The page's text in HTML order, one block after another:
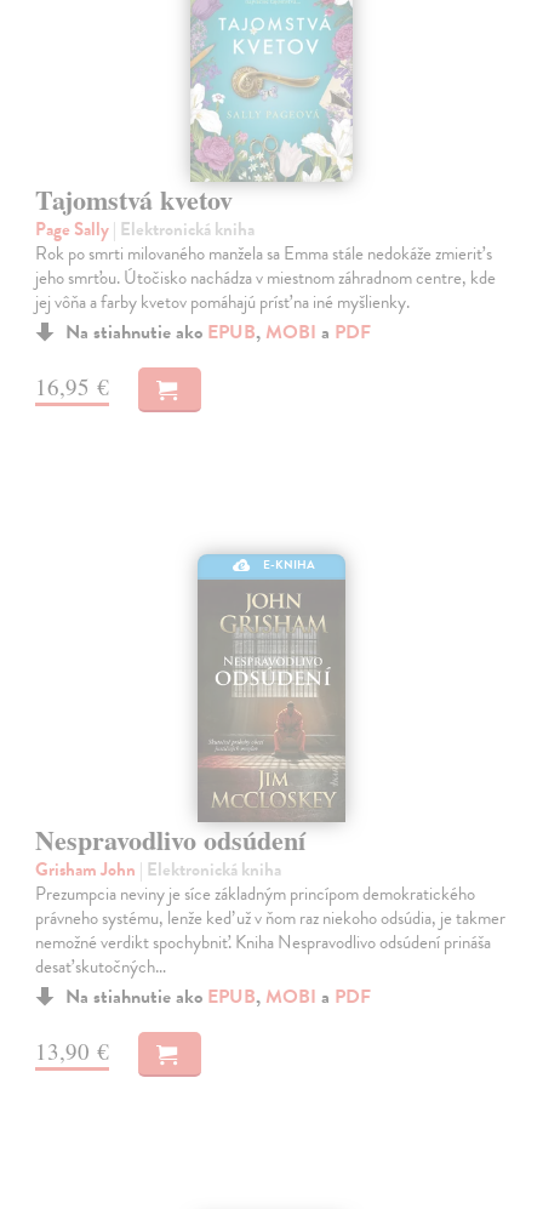
Tajomstvá kvetov
Page Sally| Elektronická kniha
Rok po smrti milovaného manžela sa Emma stále nedokáže zmieriť s
jeho smrťou. Útočisko nachádza v miestnom záhradnom centre, kde
jej vôňa a farby kvetov pomáhajú prísť na iné myšlienky.
Na stiahnutie ako EPUB, MOBI a PDF
16,95 €
E-KNIHA
Nespravodlivo odsúdení
Grisham John | Elektronická kniha
Prezumpcia neviny je síce základným princípom demokratického
právneho systému, lenže keď už v ňom raz niekoho odsúdia, je takmer
nemožné verdikt spochybniť. Kniha Nespravodlivo odsúdení prináša
desať skutočných…
Na stiahnutie ako EPUB, MOBI a PDF
13,90 €